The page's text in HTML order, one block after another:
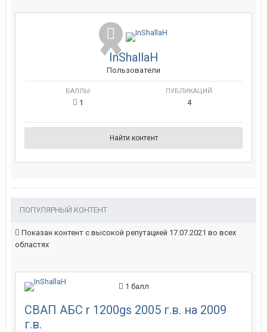
InShallaH
Пользователи
БАЛЛЫ
1
ПУБЛИКАЦИЙ
4
Найти контент
ПОПУЛЯРНЫЙ КОНТЕНТ
Показан контент с высокой репутацией 17.07.2021 во всех
областях
1 балл
СВАП АБС r 1200gs 2005 г.в. на 2009
г.в.